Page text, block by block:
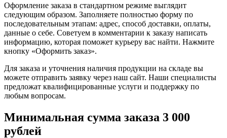
Оформление заказа в стандартном режиме выглядит
следующим образом. Заполняете полностью форму по
последовательным этапам: адрес, способ доставки, оплаты,
данные о себе. Советуем в комментарии к заказу написать
информацию, которая поможет курьеру вас найти. Нажмите
кнопку «Оформить заказ».
Для заказа и уточнения наличия продукции на складе вы
можете отправить заявку через наш сайт. Наши специалисты
предложат квалифицированные услуги и поддержку по
любым вопросам.
Минимальная сумма заказа 3 000
рублей